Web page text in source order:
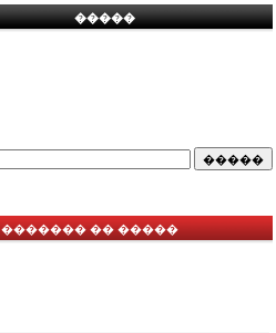
�����
������� �� �����